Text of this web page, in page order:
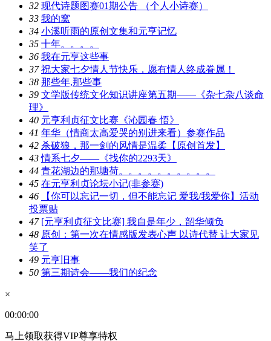
32 现代诗题图赛01期公告 （个人小诗赛）
33 我的窝
34 小溪听雨的原创文集和元亨记忆
35 十年。。。。
36 我在元亨这些事
37 祝大家七夕情人节快乐，愿有情人终成眷属！
38 那些年,那些事
39 文学版传统文化知识讲座第五期——《杂七杂八谈命
理》
40 元亨利贞征文比赛《沁园春 悟》
41 年华（情商太高爱哭的别进来看）参赛作品
42 杀破狼，那一剑的风情是温柔【原创首发】
43 情系七夕——《找你的2293天》
44 青花湖边的那塘荷。。。。。。。。。。
45 在元亨利贞论坛小记(非参赛)
46
【你可以忘记一切，但不能忘记 爱我/我爱你】活动
投票贴
47 [元亨利贞征文比赛] 我自是年少，韶华倾负
48 原创：第一次在情感版发表心声 以诗代替 让大家见
笑了
49 元亨旧事
50 第三期诗会——我们的纪念
×
00:00:00
马上领取获得VIP尊享特权